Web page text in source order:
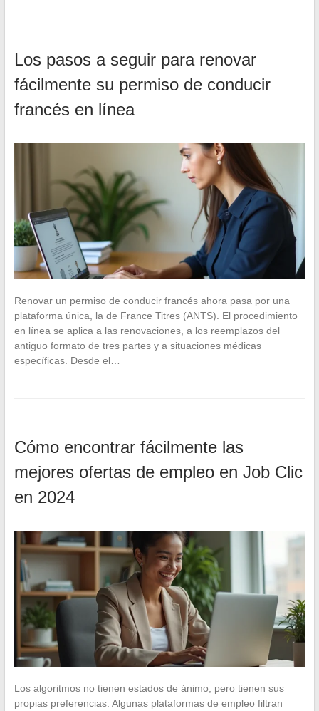
Los pasos a seguir para renovar
fácilmente su permiso de conducir
francés en línea
Renovar un permiso de conducir francés ahora pasa por una
plataforma única, la de France Titres (ANTS). El procedimiento
en línea se aplica a las renovaciones, a los reemplazos del
antiguo formato de tres partes y a situaciones médicas
específicas. Desde el…
Cómo encontrar fácilmente las
mejores ofertas de empleo en Job Clic
en 2024
Los algoritmos no tienen estados de ánimo, pero tienen sus
propias preferencias. Algunas plataformas de empleo filtran